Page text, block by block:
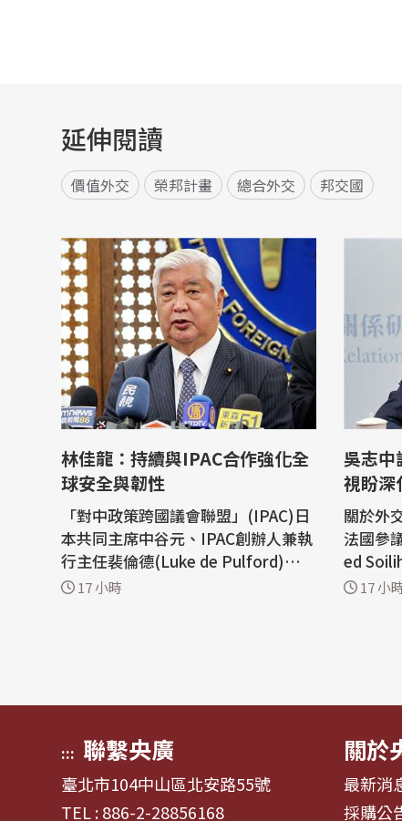
延伸閱讀
價值外交 榮邦計畫 總合外交 邦交國
林佳龍：持續與IPAC合作強化全
球安全與韌性
「對中政策跨國議會聯盟」(IPAC)日
本共同主席中谷元、IPAC創辦人兼執
行主任裴倫德(Luke de Pulford)、IP
AC日本主任山尾志櫻里組團來台出席
17 小時
吳志中
視盼深
關於外
法國參
ed
洋的法
17 小
::: 聯繫央廣
臺北市104中山區北安路55號
TEL : 886-2-28856168
關於
最新消
採購公